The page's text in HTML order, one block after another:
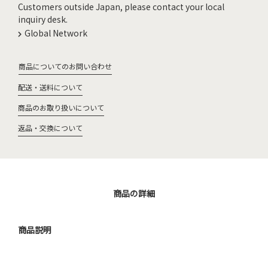
Customers outside Japan, please contact your local
inquiry desk.
Global Network
商品についてのお問い合わせ
配送・送料について
商品のお取り扱いについて
返品・交換について
商品の詳細
商品説明